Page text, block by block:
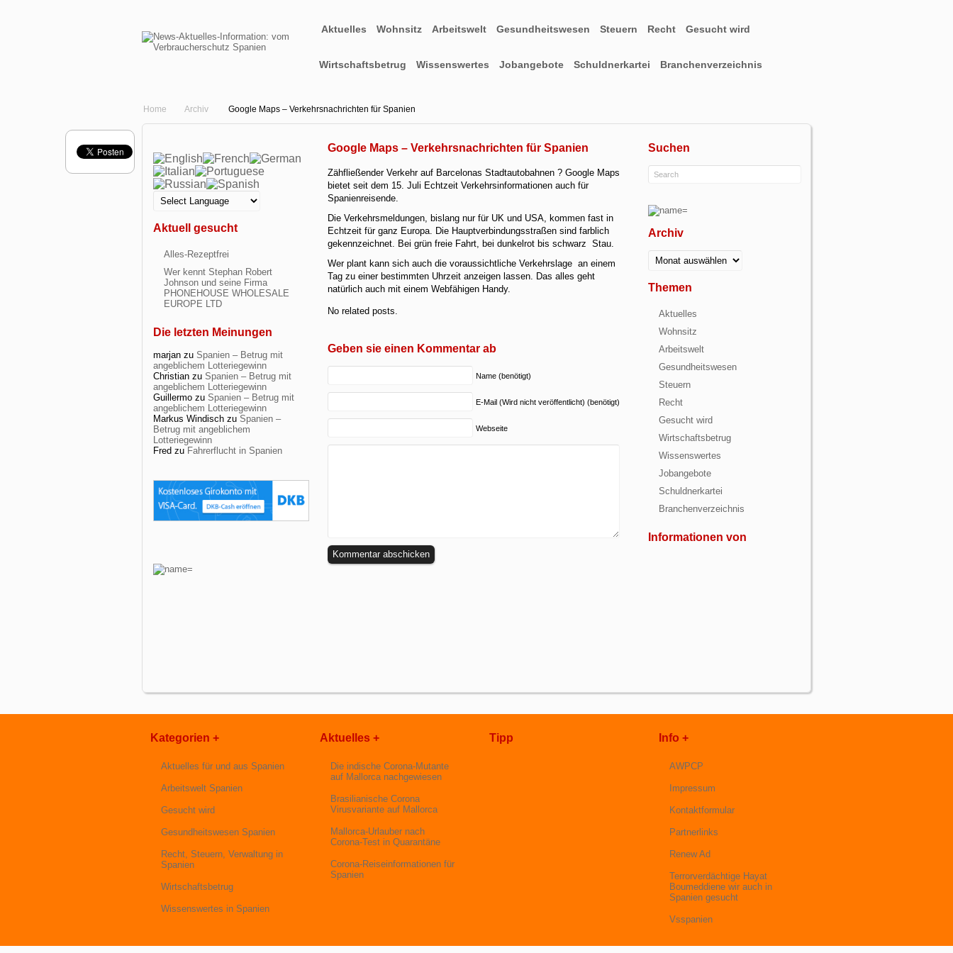
Aktuelles Wohnsitz Arbeitswelt Gesundheitswesen Steuern Recht Gesucht wird
Wirtschaftsbetrug Wissenswertes Jobangebote Schuldnerkartei Branchenverzeichnis
Home Archiv Google Maps – Verkehrsnachrichten für Spanien
Aktuell gesucht
Alles-Rezeptfrei
Wer kennt Stephan Robert
Johnson und seine Firma
PHONEHOUSE WHOLESALE
EUROPE LTD
Die letzten Meinungen
marjan zu Spanien – Betrug mit
angeblichem Lotteriegewinn
Christian zu Spanien – Betrug mit
angeblichem Lotteriegewinn
Guillermo zu Spanien – Betrug mit
angeblichem Lotteriegewinn
Markus Windisch zu Spanien –
Betrug mit angeblichem
Lotteriegewinn
Fred zu Fahrerflucht in Spanien
Suchen
Archiv
Archiv
Themen
Aktuelles
Wohnsitz
Arbeitswelt
Gesundheitswesen
Steuern
Recht
Gesucht wird
Wirtschaftsbetrug
Wissenswertes
Jobangebote
Schuldnerkartei
Branchenverzeichnis
Informationen von
Google Maps – Verkehrsnachrichten für Spanien
Zähfließender Verkehr auf Barcelonas Stadtautobahnen ? Google Maps
bietet seit dem 15. Juli Echtzeit Verkehrsinformationen auch für
Spanienreisende.
Die Verkehrsmeldungen, bislang nur für UK und USA, kommen fast in
Echtzeit für ganz Europa. Die Hauptverbindungsstraßen sind farblich
gekennzeichnet. Bei grün freie Fahrt, bei dunkelrot bis schwarz Stau.
Wer plant kann sich auch die voraussichtliche Verkehrslage an einem
Tag zu einer bestimmten Uhrzeit anzeigen lassen. Das alles geht
natürlich auch mit einem Webfähigen Handy.
No related posts.
Geben sie einen Kommentar ab
Name (benötigt)
E-Mail (Wird nicht veröffentlicht) (benötigt)
Webseite
Kategorien +
Aktuelles für und aus Spanien
Arbeitswelt Spanien
Gesucht wird
Gesundheitswesen Spanien
Recht, Steuern, Verwaltung in
Spanien
Wirtschaftsbetrug
Wissenswertes in Spanien
Aktuelles +
Die indische Corona-Mutante
auf Mallorca nachgewiesen
Brasilianische Corona
Virusvariante auf Mallorca
Mallorca-Urlauber nach
Corona-Test in Quarantäne
Corona-Reiseinformationen für
Spanien
Tipp Info +
AWPCP
Impressum
Kontaktformular
Partnerlinks
Renew Ad
Terrorverdächtige Hayat
Boumeddiene wir auch in
Spanien gesucht
Vsspanien